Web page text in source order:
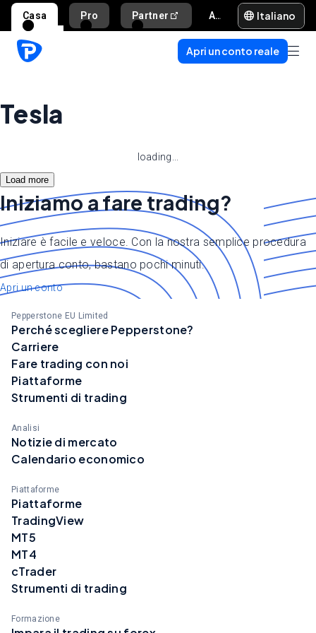
Casa Pro Partner Aiuto e supporto Italiano
Apri un conto reale
Tesla
loading...
Load more
Iniziamo a fare trading?
Iniziare è facile e veloce. Con la nostra semplice procedura
di apertura conto, bastano pochi minuti.
Apri un conto
Pepperstone EU Limited
Perché scegliere Pepperstone?
Carriere
Fare trading con noi
Piattaforme
Strumenti di trading
Analisi
Notizie di mercato
Calendario economico
Piattaforme
Piattaforme
TradingView
MT5
MT4
cTrader
Strumenti di trading
Formazione